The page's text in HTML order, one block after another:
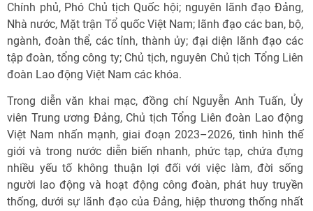
Chính phủ, Phó Chủ tịch Quốc hội; nguyên lãnh đạo Đảng,
Nhà nước, Mặt trận Tổ quốc Việt Nam; lãnh đạo các ban, bộ,
ngành, đoàn thể, các tỉnh, thành ủy; đại diện lãnh đạo các
tập đoàn, tổng công ty; Chủ tịch, nguyên Chủ tịch Tổng Liên
đoàn Lao động Việt Nam các khóa.
Trong diễn văn khai mạc, đồng chí Nguyễn Anh Tuấn, Ủy
viên Trung ương Đảng, Chủ tịch Tổng Liên đoàn Lao động
Việt Nam nhấn mạnh, giai đoạn 2023–2026, tình hình thế
giới và trong nước diễn biến nhanh, phức tạp, chứa đựng
nhiều yếu tố không thuận lợi đối với việc làm, đời sống
người lao động và hoạt động công đoàn, phát huy truyền
thống, dưới sự lãnh đạo của Đảng, hiệp thương thống nhất